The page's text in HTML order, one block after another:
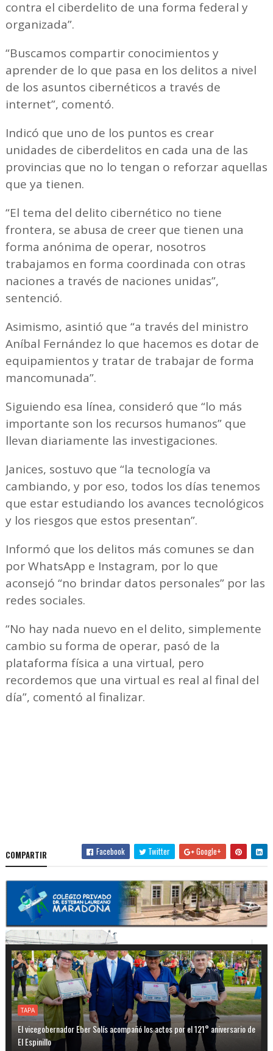
contra el ciberdelito de una forma federal y
organizada”.
“Buscamos compartir conocimientos y
aprender de lo que pasa en los delitos a nivel
de los asuntos cibernéticos a través de
internet”, comentó.
Indicó que uno de los puntos es crear
unidades de ciberdelitos en cada una de las
provincias que no lo tengan o reforzar aquellas
que ya tienen.
“El tema del delito cibernético no tiene
frontera, se abusa de creer que tienen una
forma anónima de operar, nosotros
trabajamos en forma coordinada con otras
naciones a través de naciones unidas”,
sentenció.
Asimismo, asintió que “a través del ministro
Aníbal Fernández lo que hacemos es dotar de
equipamientos y tratar de trabajar de forma
mancomunada”.
Siguiendo esa línea, consideró que “lo más
importante son los recursos humanos” que
llevan diariamente las investigaciones.
Janices, sostuvo que “la tecnología va
cambiando, y por eso, todos los días tenemos
que estar estudiando los avances tecnológicos
y los riesgos que estos presentan”.
Informó que los delitos más comunes se dan
por WhatsApp e Instagram, por lo que
aconsejó “no brindar datos personales” por las
redes sociales.
“No hay nada nuevo en el delito, simplemente
cambio su forma de operar, pasó de la
plataforma física a una virtual, pero
recordemos que una virtual es real al final del
día”, comentó al finalizar.
COMPARTIR Facebook Twitter Google+
TAPA
El vicegobernador Eber Solís acompañó los actos por el 121° aniversario de
El Espinillo